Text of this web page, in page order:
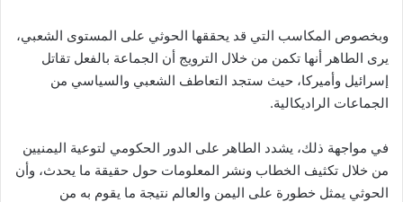
وبخصوص المكاسب التي قد يحققها الحوثي على المستوى الشعبي،
يرى الطاهر أنها تكمن من خلال الترويج أن الجماعة بالفعل تقاتل
إسرائيل وأميركا، حيث ستجد التعاطف الشعبي والسياسي من
الجماعات الراديكالية.
في مواجهة ذلك، يشدد الطاهر على الدور الحكومي لتوعية اليمنيين
من خلال تكثيف الخطاب ونشر المعلومات حول حقيقة ما يحدث، وأن
الحوثي يمثل خطورة على اليمن والعالم نتيجة ما يقوم به من